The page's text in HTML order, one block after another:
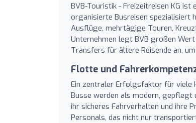
BVB-Touristik - Freizeitreisen KG
organisierte Busreisen spezialisiert
Ausflüge, mehrtägige Touren,
Unternehmen legt BVB großen
Transfers für ältere Reisende an,
Flotte und
Ein zentraler Erfolgsfaktor für viele
Busse werden als modern, gepflegt
ihr sicheres Fahrverhalten und ihre
Personals, das nicht nur